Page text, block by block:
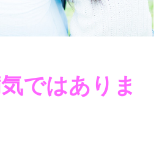
ではありま